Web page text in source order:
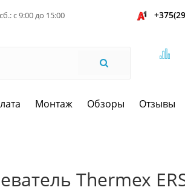
с 9:00 до 15:00
Монтаж Обзоры Отзывы
Thermex